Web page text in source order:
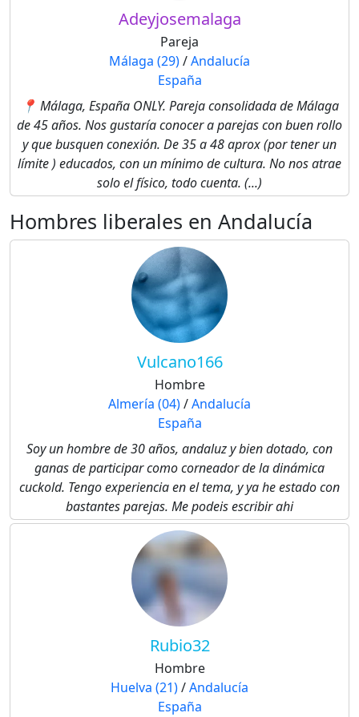
Adeyjosemalaga
Pareja
Málaga (29)/Andalucía
España
📍 Málaga, España ONLY. Pareja consolidada de Málaga
de 45 años. Nos gustaría conocer a parejas con buen rollo
y que busquen conexión. De 35 a 48 aprox (por tener un
límite ) educados, con un mínimo de cultura. No nos atrae
solo el físico, todo cuenta. (...)
Hombres liberales en Andalucía
Vulcano166
Hombre
Almería (04)/Andalucía
España
Soy un hombre de 30 años, andaluz y bien dotado, con
ganas de participar como corneador de la dinámica
cuckold. Tengo experiencia en el tema, y ya he estado con
bastantes parejas. Me podeis escribir ahi
Rubio32
Hombre
Huelva (21)/Andalucía
España